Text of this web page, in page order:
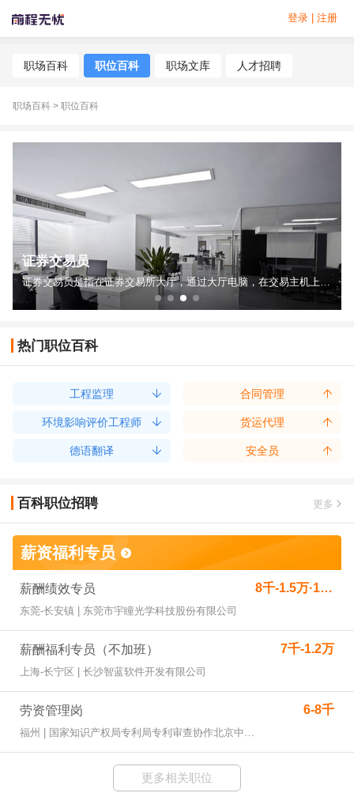
登录 注册
职场百科 职位百科 职场文库 人才招聘
职场百科 > 职位百科
证券交易员
证券交易员是指在证券交易所大厅，通过大厅电脑，在交易主机上从事证券代理交易、自营业务的专业人员。
热门职位百科
工程监理 合同管理
环境影响评价工程师 货运代理
德语翻译 安全员
百科职位招聘 更多
薪资福利专员
薪酬绩效专员
东莞-长安镇 | 东莞市宇瞳光学科技股份有限公司
8千-1.5万·13薪
薪酬福利专员（不加班）
上海-长宁区 | 长沙智蓝软件开发有限公司
7千-1.2万
劳资管理岗
福州 | 国家知识产权局专利局专利审查协作北京中心福建分中心
6-8千
更多相关职位